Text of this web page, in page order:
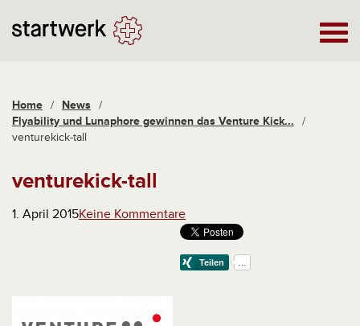
Home / News /
Flyability und Lunaphore gewinnen das Venture Kick...
/
venturekick-tall
venturekick-tall
1. April 2015Keine Kommentare